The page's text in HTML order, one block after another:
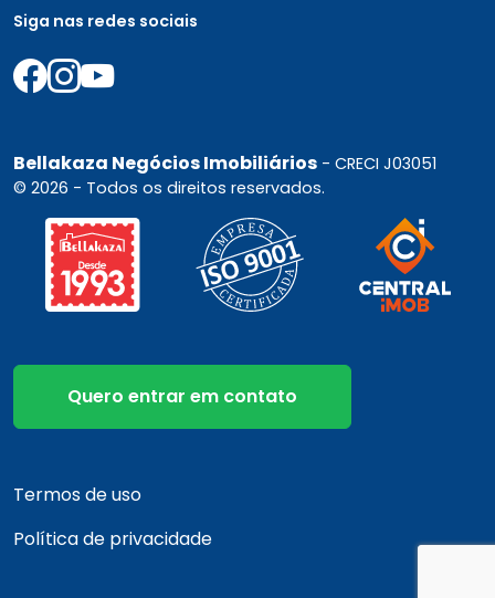
Siga nas redes sociais
Bellakaza Negócios Imobiliários - CRECI J03051
© 2026 - Todos os direitos reservados.
Quero entrar em contato
Termos de uso
Política de privacidade